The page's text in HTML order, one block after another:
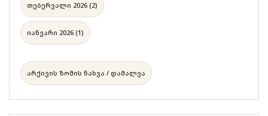
თებერვალი 2026 (2)
იანვარი 2026 (1)
არქივის ზომის ნახვა / დამალვა